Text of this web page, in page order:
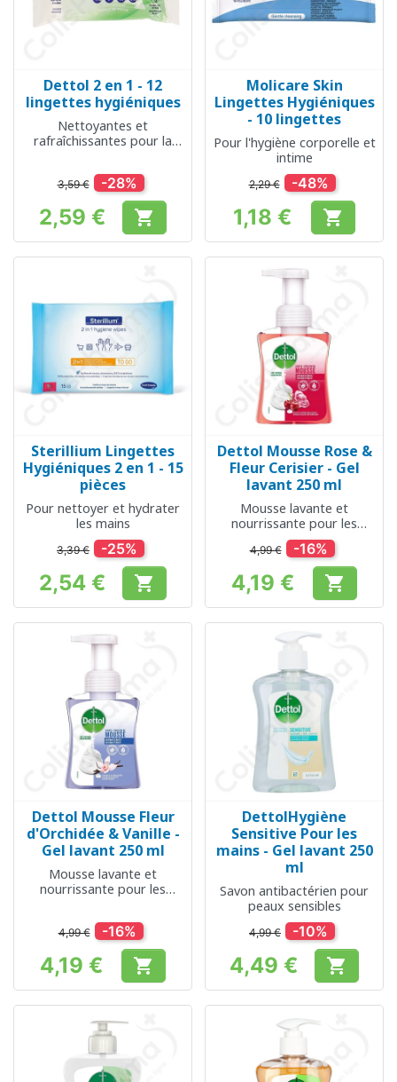
Dettol 2 en 1 - 12
lingettes hygiéniques
Nettoyantes et
rafraîchissantes pour la
3,59 € -28%
Prix
2,59 € 
Molicare Skin
Lingettes Hygiéniques
- 10 lingettes
Pour l'hygiène corporelle et
intime
2,29 € -48%
Prix
1,18 € 
Sterillium Lingettes
Hygiéniques 2 en 1 - 15
pièces
Pour nettoyer et hydrater
les mains
3,39 € -25%
Prix
2,54 € 
Dettol Mousse Rose &
Fleur Cerisier - Gel
lavant 250 ml
Mousse lavante et
nourrissante pour les
mains
4,99 € -16%
Prix
4,19 € 
Dettol Mousse Fleur
d'Orchidée & Vanille -
Gel lavant 250 ml
Mousse lavante et
nourrissante pour les
4,99 € -16%
Prix
4,19 € 
DettolHygiène
Sensitive Pour les
mains - Gel lavant 250
ml
Savon antibactérien pour
peaux sensibles
4,99 € -10%
Prix
4,49 € 